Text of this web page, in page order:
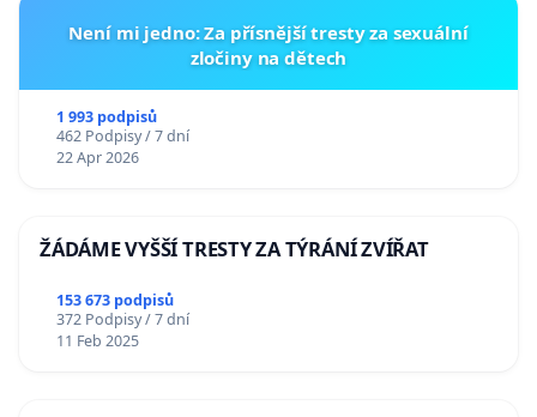
Není mi jedno: Za přísnější tresty za sexuální
zločiny na dětech
1 993 podpisů
462 Podpisy / 7 dní
22 Apr 2026
ŽÁDÁME VYŠŠÍ TRESTY ZA TÝRÁNÍ ZVÍŘAT
153 673 podpisů
372 Podpisy / 7 dní
11 Feb 2025